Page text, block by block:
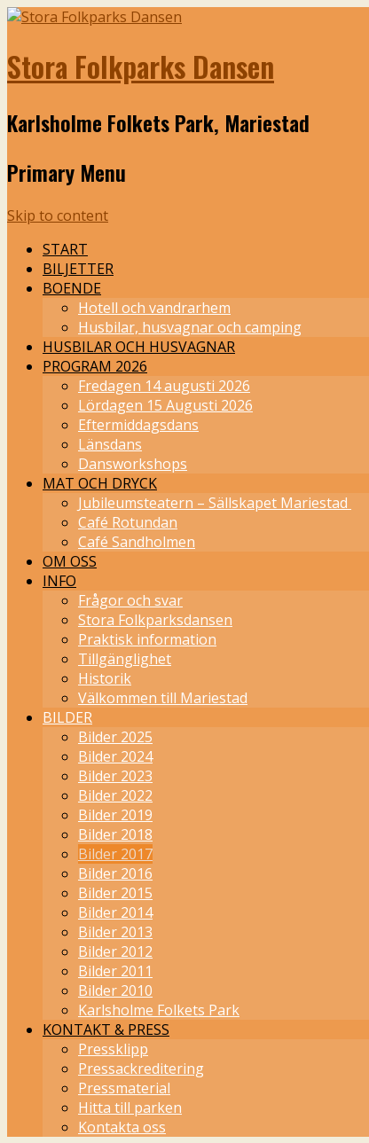
Stora Folkparks Dansen
Karlsholme Folkets Park, Mariestad
Primary Menu
Skip to content
START
BILJETTER
BOENDE
Hotell och vandrarhem
Husbilar, husvagnar och camping
HUSBILAR OCH HUSVAGNAR
PROGRAM 2026
Fredagen 14 augusti 2026
Lördagen 15 Augusti 2026
Eftermiddagsdans
Länsdans
Dansworkshops
MAT OCH DRYCK
Jubileumsteatern – Sällskapet Mariestad
Café Rotundan
Café Sandholmen
OM OSS
INFO
Frågor och svar
Stora Folkparksdansen
Praktisk information
Tillgänglighet
Historik
Välkommen till Mariestad
BILDER
Bilder 2025
Bilder 2024
Bilder 2023
Bilder 2022
Bilder 2019
Bilder 2018
Bilder 2017
Bilder 2016
Bilder 2015
Bilder 2014
Bilder 2013
Bilder 2012
Bilder 2011
Bilder 2010
Karlsholme Folkets Park
KONTAKT & PRESS
Pressklipp
Pressackreditering
Pressmaterial
Hitta till parken
Kontakta oss